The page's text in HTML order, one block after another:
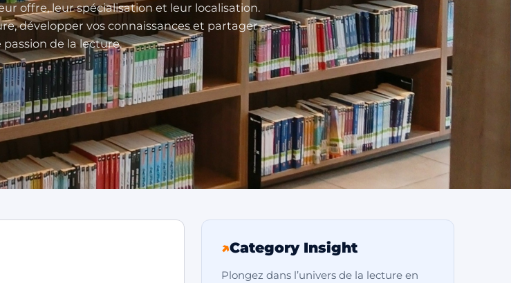
offre, leur spécialisation et leur localisation.
développer vos connaissances et partager
passion de la lecture.
↗Category Insight
Plongez dans l’univers de la lecture en